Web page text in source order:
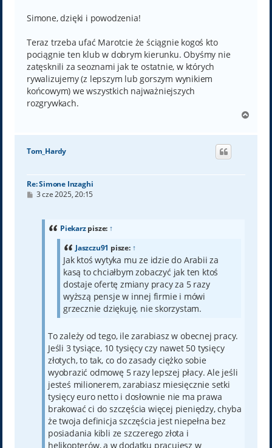
Simone, dzięki i powodzenia!
Teraz trzeba ufać Marotcie że ściągnie kogoś kto
pociągnie ten klub w dobrym kierunku. Obyśmy nie
zatęsknili za seoznami jak te ostatnie, w których
rywalizujemy (z lepszym lub gorszym wynikiem
końcowym) we wszystkich najważniejszych
rozgrywkach.
g
Tom_Hardy
Re: Simone Inzaghi
P3 cze 2025, 20:15
Piekarzpisze: ↑
Jaszczu91 pisze: ↑
Jak ktoś wytyka mu ze idzie do Arabii za
kasą to chciałbym zobaczyć jak ten ktoś
dostaje ofertę zmiany pracy za 5 razy
wyższą pensje w innej firmie i mówi
grzecznie dziękuję, nie skorzystam.
To zależy od tego, ile zarabiasz w obecnej pracy.
Jeśli 3 tysiące, 10 tysięcy czy nawet 50 tysięcy
złotych, to tak, co do zasady ciężko sobie
wyobrazić odmowę 5 razy lepszej płacy. Ale jeśli
jesteś milionerem, zarabiasz miesięcznie setki
tysięcy euro netto i dosłownie nie ma prawa
brakować ci do szczęścia więcej pieniędzy, chyba
że twoja definicja szczęścia jest niepełna bez
posiadania kibli ze szczerego złota i
helikopterów, a w dodatku pracujesz w